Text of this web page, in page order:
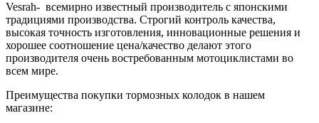
Vesrah- всемирно известный производитель с японскими
традициями производства. Строгий контроль качества,
высокая точность изготовления, инновационные решения и
хорошее соотношение цена/качество делают этого
производителя очень востребованным мотоциклистами во
всем мире.
Преимущества покупки тормозных колодок в нашем
магазине: